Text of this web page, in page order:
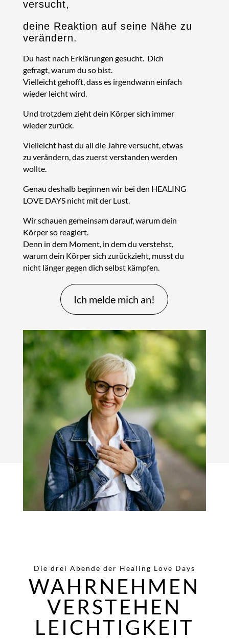
versucht,
deine Reaktion auf seine Nähe zu
verändern.
Du hast nach Erklärungen gesucht. Dich
gefragt, warum du so bist.
Vielleicht gehofft, dass es irgendwann einfach
wieder leicht wird.
Und trotzdem zieht dein Körper sich immer
wieder zurück.
Vielleicht hast du all die Jahre versucht, etwas
zu verändern, das zuerst verstanden werden
wollte.
Genau deshalb beginnen wir bei den HEALING
LOVE DAYS nicht mit der Lust.
Wir schauen gemeinsam darauf, warum dein
Körper so reagiert.
Denn in dem Moment, in dem du verstehst,
warum dein Körper sich zurückzieht, musst du
nicht länger gegen dich selbst kämpfen.
Ich melde mich an!
Die drei Abende der Healing Love Days
WAHRNEHMEN
VERSTEHEN
LEICHTIGKEIT